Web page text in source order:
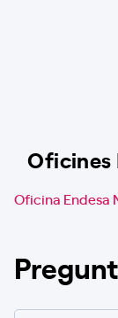
Oficines
Oficina Endesa